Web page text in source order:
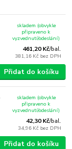
461,20 Kč/bal.
381,16 Kč bez DPH
skladem (obvykle
připraveno k
vyzvednutí/odeslání)
Přidat do košíku
42,30 Kč/bal.
34,96 Kč bez DPH
skladem (obvykle
připraveno k
vyzvednutí/odeslání)
Přidat do košíku